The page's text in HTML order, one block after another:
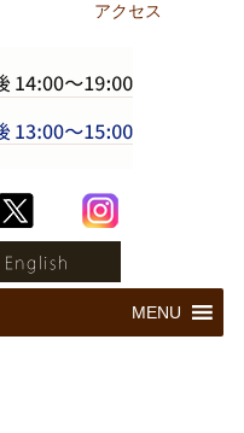
アクセス
MENU